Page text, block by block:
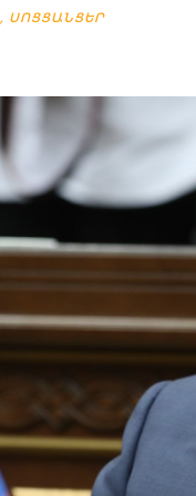
, ՍՈՑՑԱՆՑԵՐ